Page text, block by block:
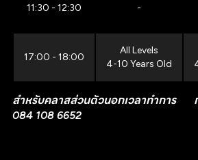
11:30 - 12:30 -
17:00 - 18:00
All Levels
4-10 Years Old
สำหรับคลาสส่วนตัวนอกเวลาทำการ
084 108 6652